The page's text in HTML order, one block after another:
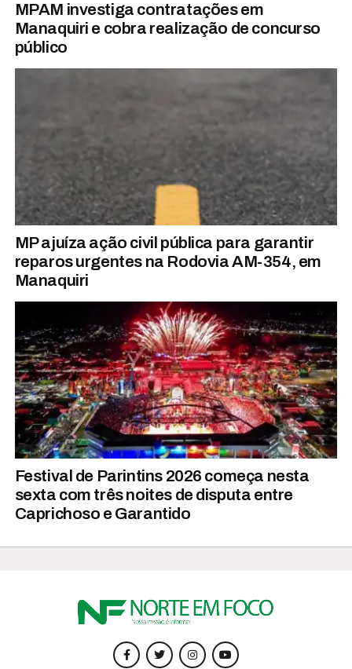
MPAM investiga contratações em
Manaquiri e cobra realização de concurso
público
MP ajuíza ação civil pública para garantir
reparos urgentes na Rodovia AM-354, em
Manaquiri
Festival de Parintins 2026 começa nesta
sexta com três noites de disputa entre
Caprichoso e Garantido